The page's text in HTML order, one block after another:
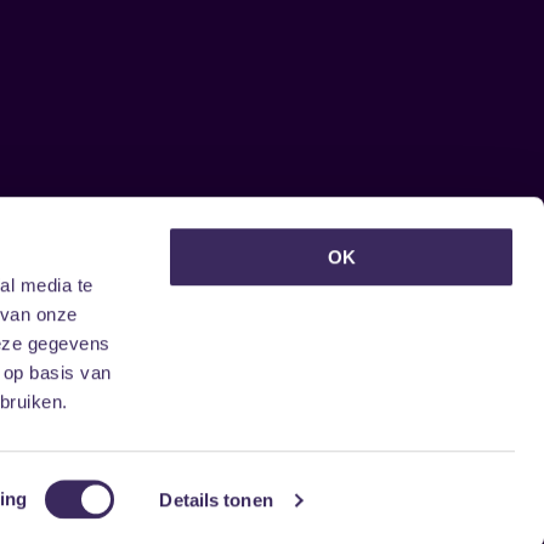
media te
onze
gegevens
basis van
Details tonen
OK
ontvangen?